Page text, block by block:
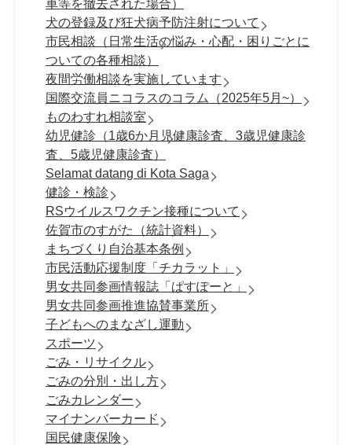
車等を撤去された場合）
犬の登録及び狂犬病予防注射について
市民相談（日常生活の悩み・心配・困りごとに
ついての各種相談）
夜間労働相談を実施しています
国際交流員ニコラスのコラム（2025年5月~）
ものわすれ相談室
幼児健診（1歳6か月児健康診査、3歳児健康診
査、5歳児健康診査）
Selamat datang di Kota Saga
健診・検診
RSウイルスワクチン接種について
佐賀市のすがた（統計資料）
まちづくり自治基本条例
市民活動応援制度「チカラット」
男女共同参画情報誌「ぱすぽーと」
男女共同参画推進協賛事業所
子どもへのまなざし運動
スポーツ
ごみ・リサイクル
ごみの分別・出し方
ごみカレンダー
マイナンバーカード
国民健康保険